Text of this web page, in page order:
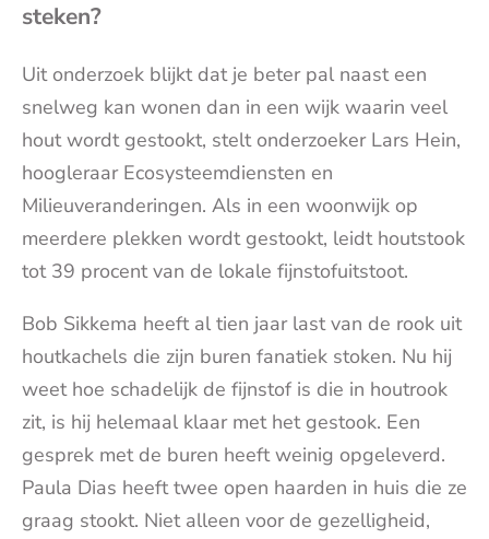
steken?
Uit onderzoek blijkt dat je beter pal naast een
snelweg kan wonen dan in een wijk waarin veel
hout wordt gestookt, stelt onderzoeker Lars Hein,
hoogleraar Ecosysteemdiensten en
Milieuveranderingen. Als in een woonwijk op
meerdere plekken wordt gestookt, leidt houtstook
tot 39 procent van de lokale fijnstofuitstoot.
Bob Sikkema heeft al tien jaar last van de rook uit
houtkachels die zijn buren fanatiek stoken. Nu hij
weet hoe schadelijk de fijnstof is die in houtrook
zit, is hij helemaal klaar met het gestook. Een
gesprek met de buren heeft weinig opgeleverd.
Paula Dias heeft twee open haarden in huis die ze
graag stookt. Niet alleen voor de gezelligheid,